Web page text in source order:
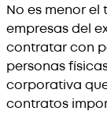
No es menor el
empresas del
contratar con
personas
corporativa
contratos